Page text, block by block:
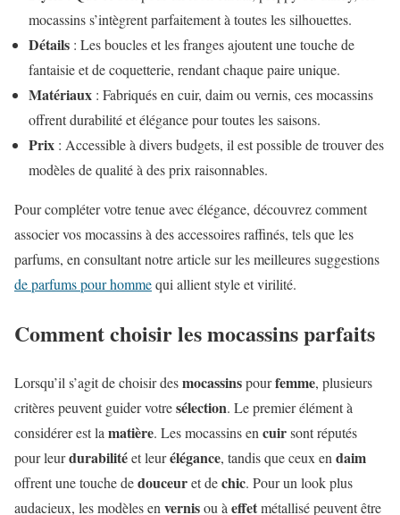
mocassins s’intègrent parfaitement à toutes les silhouettes.
Détails : Les boucles et les franges ajoutent une touche de
fantaisie et de coquetterie, rendant chaque paire unique.
Matériaux : Fabriqués en cuir, daim ou vernis, ces mocassins
offrent durabilité et élégance pour toutes les saisons.
Prix : Accessible à divers budgets, il est possible de trouver des
modèles de qualité à des prix raisonnables.
Pour compléter votre tenue avec élégance, découvrez comment
associer vos mocassins à des accessoires raffinés, tels que les
parfums, en consultant notre article sur les meilleures suggestions
de parfums pour hommequi allient style et virilité.
Comment choisir les mocassins parfaits
Lorsqu’il s’agit de choisir desmocassinspourfemme, plusieurs
critères peuvent guider votresélection. Le premier élément à
considérer est la matière. Les mocassins en cuirsont réputés
pour leurdurabilitéet leurélégance, tandis que ceux en daim
offrent une touche dedouceuret dechic. Pour un look plus
audacieux, les modèles en vernisou à effetmétallisé peuvent être